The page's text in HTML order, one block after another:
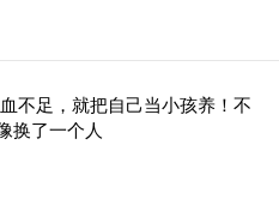
不足，就把自己当小孩养！不
换了一个人